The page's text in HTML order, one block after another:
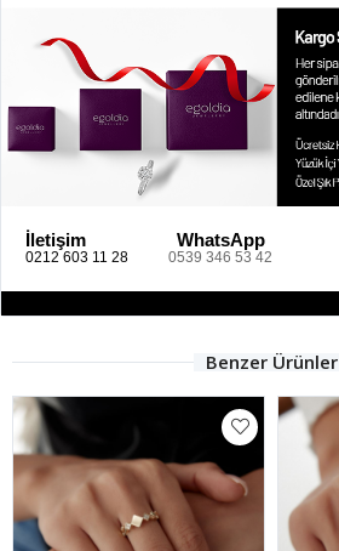
İletişim
0212 603 11 28
WhatsApp
0539 346 53 42
Benzer Ürünler